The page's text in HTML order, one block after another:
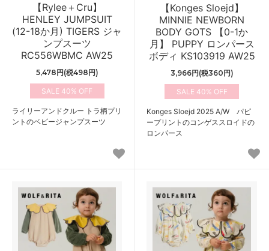
【Rylee＋Cru】
HENLEY JUMPSUIT
(12-18か月) TIGERS ジャ
ンプスーツ
RC556WBMC AW25
5,478円(税498円)
40%
ライリーアンドクルー トラ柄プリ
ントのベビージャンプスーツ
【Konges Sloejd】
MINNIE NEWBORN
BODY GOTS 【0-1か
月】 PUPPY ロンパース
ボディ KS103919 AW25
3,966円(税360円)
40%
Konges Sloejd 2025 A/W パピ
ープリントのコンゲススロイドの
ロンパース